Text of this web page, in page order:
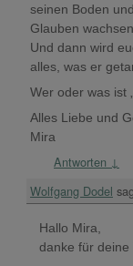
seinen Boden
Glauben
Und dann wird
alles, was er
Wer oder was ist
Alles Liebe und
Mira
Antworten ↓
Wolfgang Dodel
Hallo Mira,
danke für deine